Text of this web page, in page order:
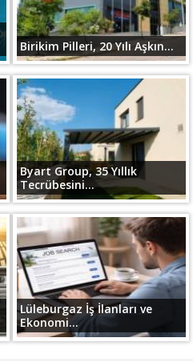
Birikim Pilleri, 20 Yılı Aşkın...
Byart Group, 35 Yıllık
Tecrübesini...
Lüleburgaz İş İlanları ve
Ekonomi...